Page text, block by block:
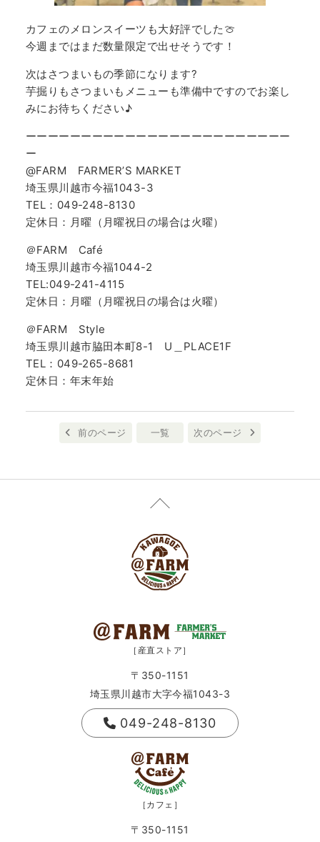
カフェのメロンスイーツも大好評でした🍈
今週まではまだ数量限定で出せそうです！
次はさつまいもの季節になります?
芋掘りもさつまいもメニューも準備中ですのでお楽し
みにお待ちください♪
ーーーーーーーーーーーーーーーーーーーーーーーー
ー
@FARM FARMER’S MARKET
埼玉県川越市今福1043-3
TEL：049-248-8130
定休日：月曜（月曜祝日の場合は火曜）
＠FARM Café
埼玉県川越市今福1044-2
TEL:049-241-4115
定休日：月曜（月曜祝日の場合は火曜）
＠FARM Style
埼玉県川越市脇田本町8-1 U＿PLACE1F
TEL：049-265-8681
定休日：年末年始
前のページ 一覧 次のページ
［産直ストア］
〒350-1151
埼玉県川越市大字今福1043-3
049-248-8130
［カフェ］
〒350-1151